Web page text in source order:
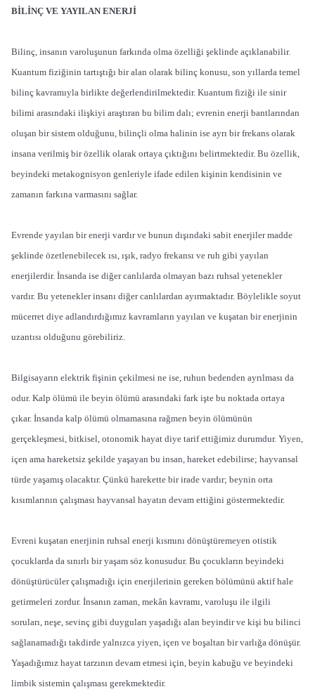
BİLİNÇ VE YAYILAN ENERJİ
Bilinç, insanın varoluşunun farkında olma özelliği şeklinde açıklanabilir.
Kuantum fiziğinin tartıştığı bir alan olarak bilinç konusu, son yıllarda temel
bilinç kavramıyla birlikte değerlendirilmektedir. Kuantum fiziği ile sinir
bilimi arasındaki ilişkiyi araştıran bu bilim dalı; evrenin enerji bantlarından
oluşan bir sistem olduğunu, bilinçli olma halinin ise ayrı bir frekans olarak
insana verilmiş bir özellik olarak ortaya çıktığını belirtmektedir. Bu özellik,
beyindeki metakognisyon genleriyle ifade edilen kişinin kendisinin ve
zamanın farkına varmasını sağlar.
Evrende yayılan bir enerji vardır ve bunun dışındaki sabit enerjiler madde
şeklinde özetlenebilecek ısı, ışık, radyo frekansı ve ruh gibi yayılan
enerjilerdir. İnsanda ise diğer canlılarda olmayan bazı ruhsal yetenekler
vardır. Bu yetenekler insanı diğer canlılardan ayırmaktadır. Böylelikle soyut
mücerret diye adlandırdığımız kavramların yayılan ve kuşatan bir enerjinin
uzantısı olduğunu görebiliriz.
Bilgisayarın elektrik fişinin çekilmesi ne ise, ruhun bedenden ayrılması da
odur. Kalp ölümü ile beyin ölümü arasındaki fark işte bu noktada ortaya
çıkar. İnsanda kalp ölümü olmamasına rağmen beyin ölümünün
gerçekleşmesi, bitkisel, otonomik hayat diye tarif ettiğimiz durumdur. Yiyen,
içen ama hareketsiz şekilde yaşayan bu insan, hareket edebilirse; hayvansal
türde yaşamış olacaktır. Çünkü harekette bir irade vardır; beynin orta
kısımlarının çalışması hayvansal hayatın devam ettiğini göstermektedir.
Evreni kuşatan enerjinin ruhsal enerji kısmını dönüştüremeyen otistik
çocuklarda da sınırlı bir yaşam söz konusudur. Bu çocukların beyindeki
dönüştürücüler çalışmadığı için enerjilerinin gereken bölümünü aktif hale
getirmeleri zordur. İnsanın zaman, mekân kavramı, varoluşu ile ilgili
soruları, neşe, sevinç gibi duyguları yaşadığı alan beyindir ve kişi bu bilinci
sağlanamadığı takdirde yalnızca yiyen, içen ve boşaltan bir varlığa dönüşür.
Yaşadığımız hayat tarzının devam etmesi için, beyin kabuğu ve beyindeki
limbik sistemin çalışması gerekmektedir.